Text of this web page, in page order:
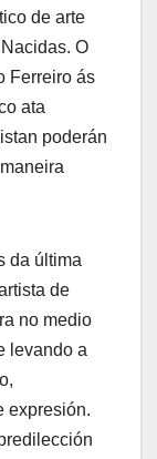
de arte
O
Ferreiro ás
ata
poderán
da última
de
no medio
levando a
expresión.